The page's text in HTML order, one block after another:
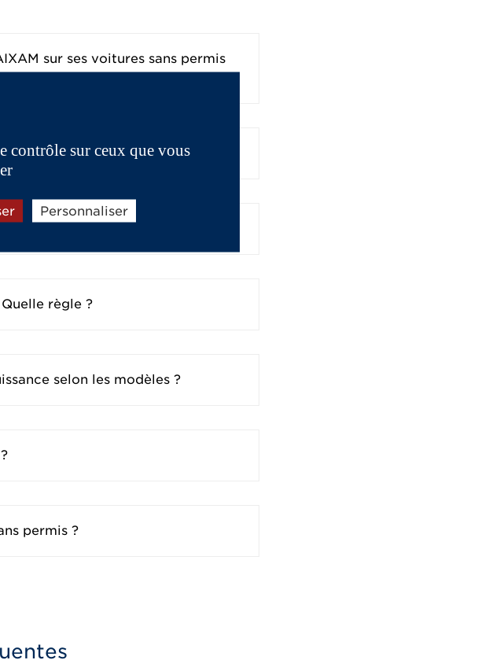
sur ses voitures sans permis
règle ?
selon les modèles ?
permis ?
contrôle sur ceux que vous
Personnaliser